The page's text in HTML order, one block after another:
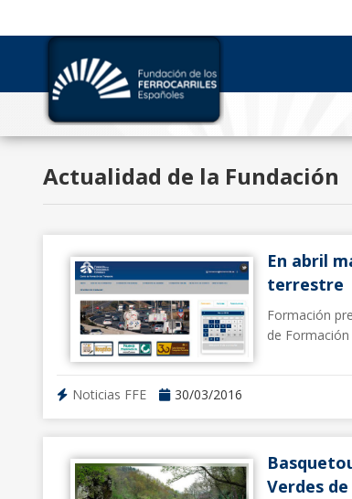
Actualidad de la Fundación
En abril
terrestre
Formación
de
Noticias FFE 30/03/2016
Verdes